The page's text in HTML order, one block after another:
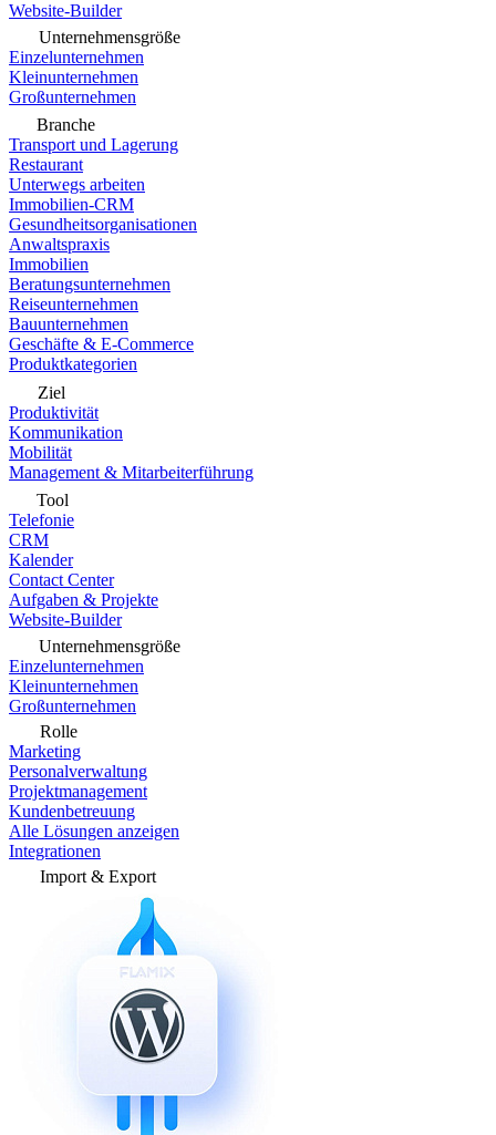
Website-Builder
Unternehmensgröße
Einzelunternehmen
Kleinunternehmen
Großunternehmen
Branche
Transport und Lagerung
Restaurant
Unterwegs arbeiten
Immobilien-CRM
Gesundheitsorganisationen
Anwaltspraxis
Immobilien
Beratungsunternehmen
Reiseunternehmen
Bauunternehmen
Geschäfte & E-Commerce
Produktkategorien
Ziel
Produktivität
Kommunikation
Mobilität
Management & Mitarbeiterführung
Tool
Telefonie
CRM
Kalender
Contact Center
Aufgaben & Projekte
Website-Builder
Unternehmensgröße
Einzelunternehmen
Kleinunternehmen
Großunternehmen
Rolle
Marketing
Personalverwaltung
Projektmanagement
Kundenbetreuung
Alle Lösungen anzeigen
Integrationen
Import & Export